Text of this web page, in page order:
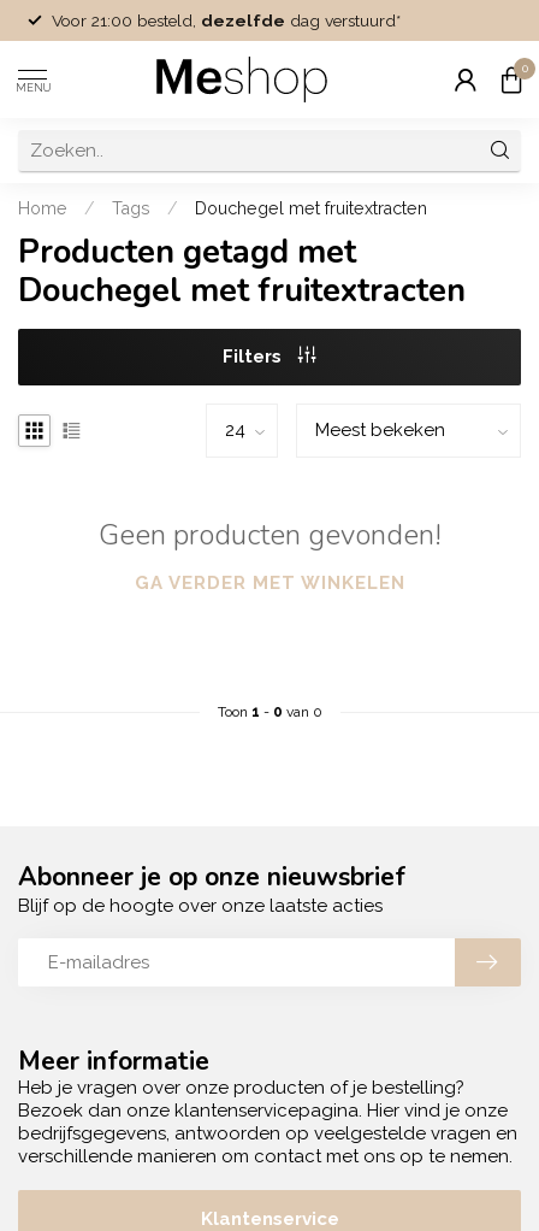
Voor 21:00 besteld, dezelfde dag verstuurd*
MENU
0
Home / Tags / Douchegel met fruitextracten
Producten getagd met
Douchegel met fruitextracten
Filters
Geen producten gevonden!
GA VERDER MET WINKELEN
Toon 1 - 0 van 0
Meer informatie
Heb je vragen over onze producten of je bestelling?
Bezoek dan onze klantenservicepagina. Hier vind je onze
bedrijfsgegevens, antwoorden op veelgestelde vragen en
verschillende manieren om contact met ons op te nemen.
Klantenservice
Abonneer je op onze nieuwsbrief
Blijf op de hoogte over onze laatste acties